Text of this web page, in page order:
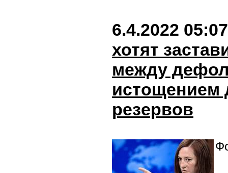
6.4.2022 05:07
хотят
между
истощением
резервов